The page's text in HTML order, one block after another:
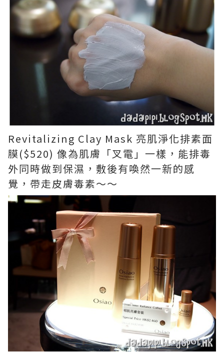
Revitalizing Clay Mask 亮肌淨化排素面
膜($520) 像為肌膚「叉電」一樣，能排毒
外同時做到保濕，敷後有喚然一新的感
覺，帶走皮膚毒素～～